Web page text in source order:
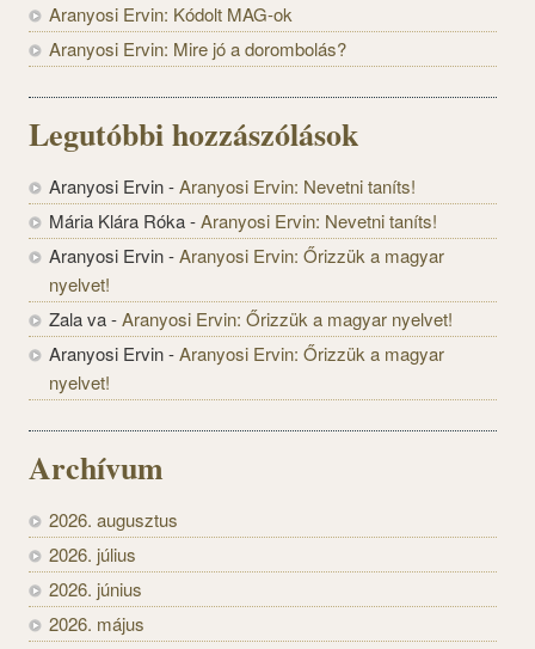
Aranyosi Ervin: Kódolt MAG-ok
Aranyosi Ervin: Mire jó a dorombolás?
Legutóbbi hozzászólások
Aranyosi Ervin-Aranyosi Ervin: Nevetni taníts!
Mária Klára Róka-Aranyosi Ervin: Nevetni taníts!
Aranyosi Ervin-Aranyosi Ervin: Őrizzük a magyar
nyelvet!
Zala va-Aranyosi Ervin: Őrizzük a magyar nyelvet!
Aranyosi Ervin-Aranyosi Ervin: Őrizzük a magyar
nyelvet!
Archívum
2026. augusztus
2026. július
2026. június
2026. május